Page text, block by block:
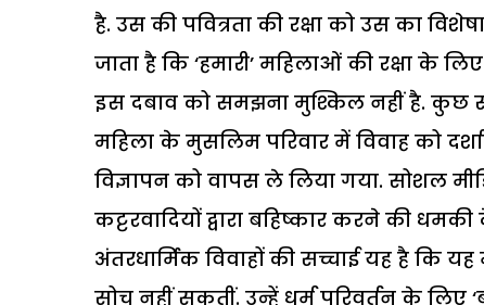
है. उस की पवित्रता की रक्षा को उस का
जाता है कि ‘हमारी’ महिलाओं की रक्षा के
इस दबाव को समझना मुश्किल नहीं है. कुछ
महिला के मुसलिम परिवार में विवाह को
विज्ञापन को वापस ले लिया गया. सोशल
कट्टरवादियों द्वारा बहिष्कार करने की
अंतरधार्मिक विवाहों की सच्चाई यह है कि
सोच नहीं सकतीं. उन्हें धर्म परिवर्तन के लिए